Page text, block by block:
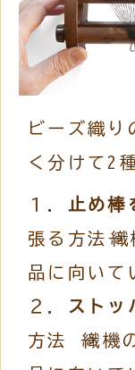
ビーズ織り
く分けて2
１． 止め棒
張る方法→
品に向いて
２．
ストッ
方法 →織機